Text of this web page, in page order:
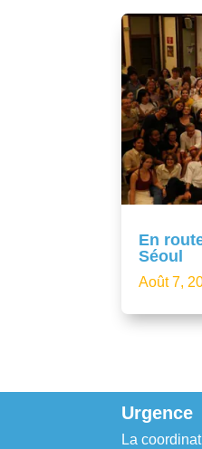
En
Séoul
Août 7,
Urgence
La